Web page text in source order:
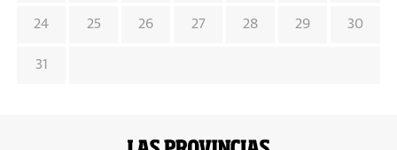
24 25 26 27 28 29 30
31